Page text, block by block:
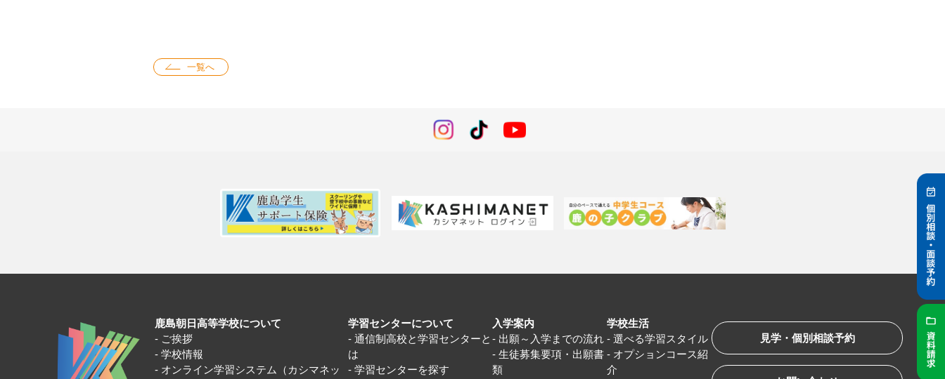
一覧へ
鹿島朝日高等学校について
ご挨拶
学校情報
オンライン学習システム（カシマネッ
学習センターについて
通信制高校と学習センターと
は
学習センターを探す
入学案内
出願～入学までの流れ
生徒募集要項・出願書
類
学校生活
選べる学習スタイル
オプションコース紹
介
見学・個別相談予約